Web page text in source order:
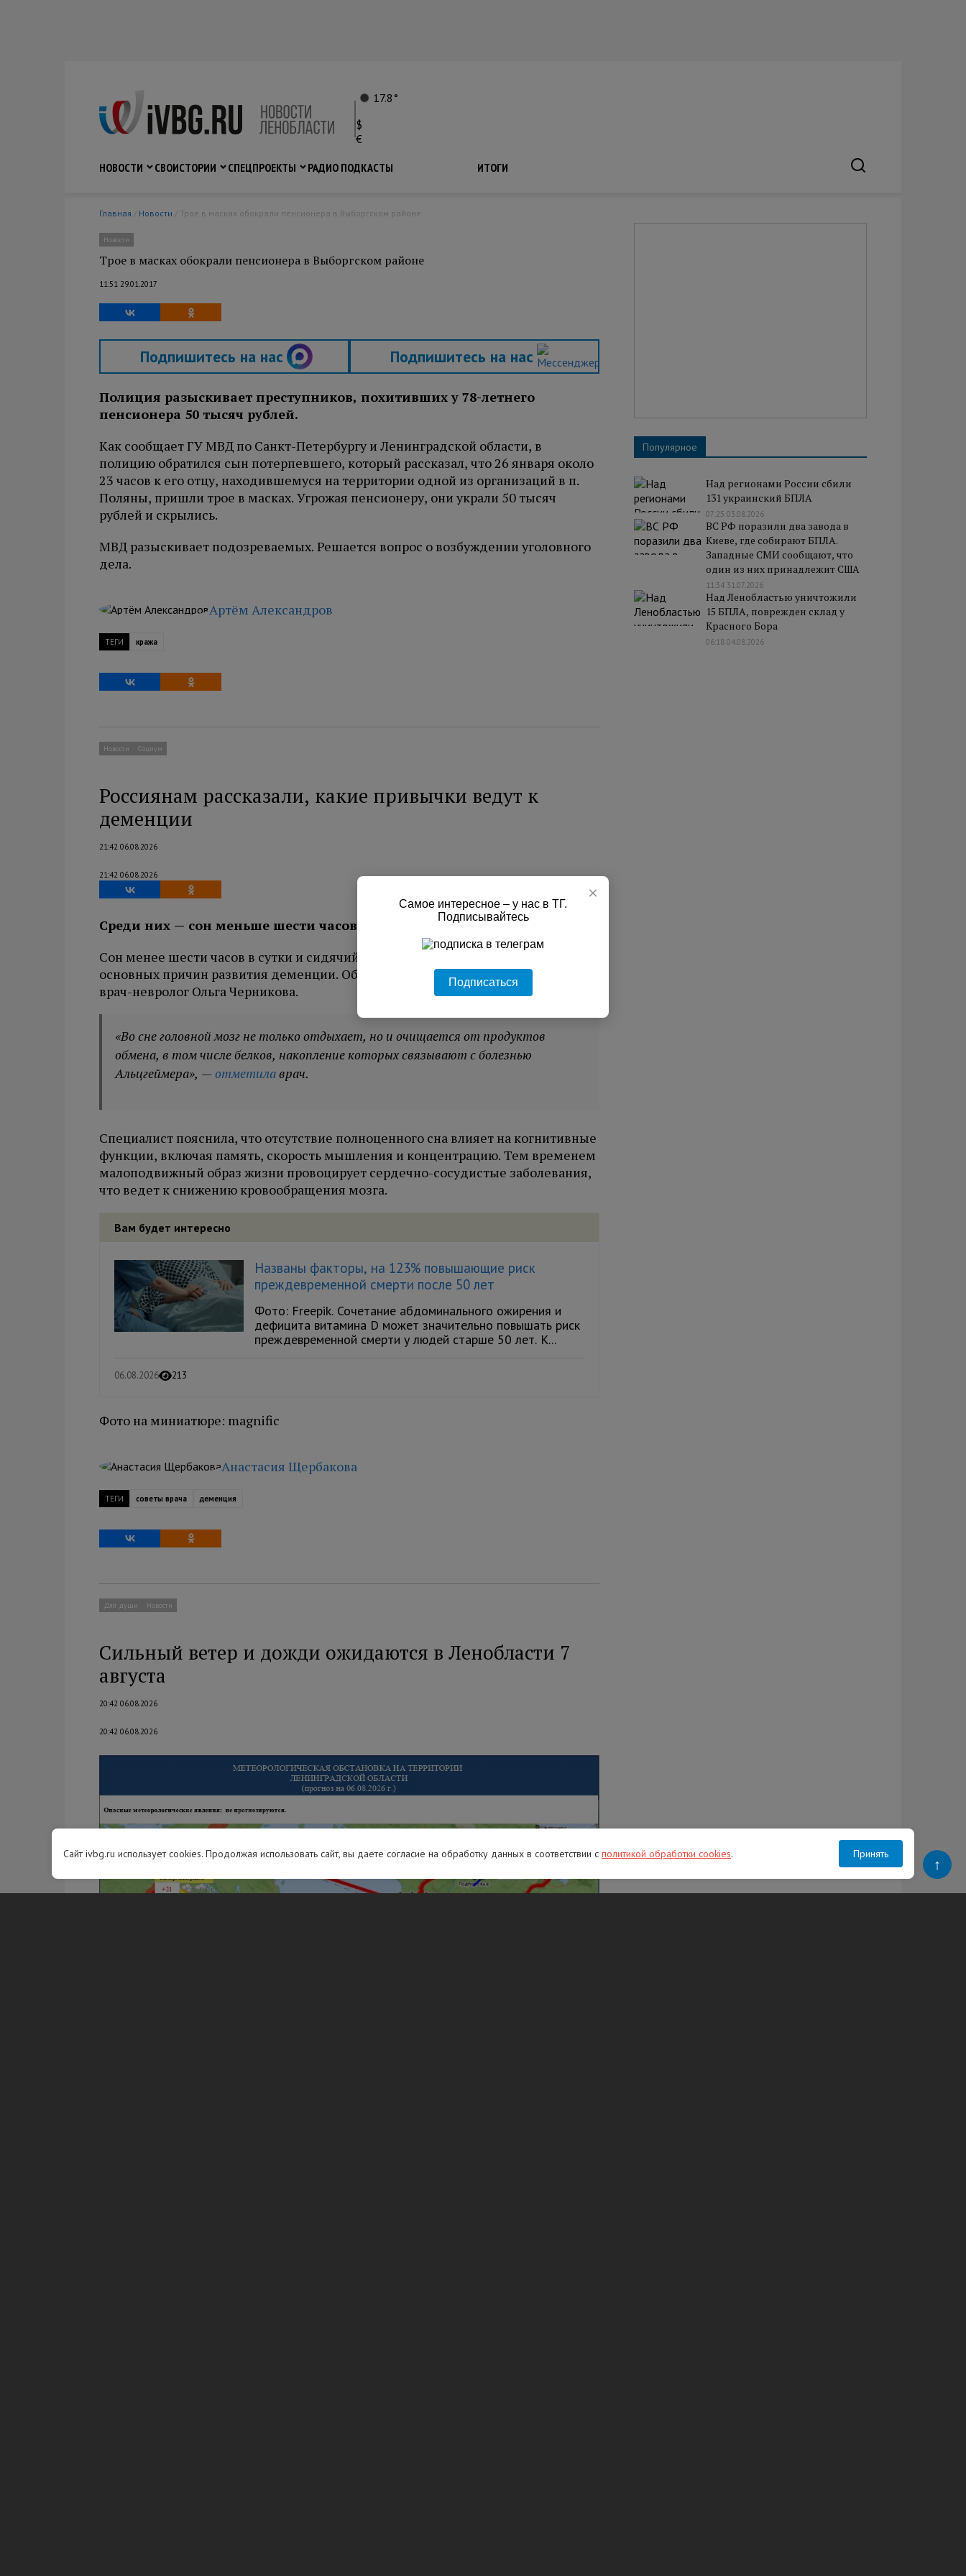
17.8°
$
€
НОВОСТИ
СВОИСТОРИИ СПЕЦПРОЕКТЫ РАДИО ПОДКАСТЫ ИТОГИ
Главная / Новости / Трое в масках обокрали пенсионера в Выборгском районе
Новости
Трое в масках обокрали пенсионера в Выборгском районе
11:51 29.01.2017
Подпишитесь на нас Подпишитесь на нас
Полиция разыскивает преступников, похитивших у 78-летнего
пенсионера 50 тысяч рублей.
Как сообщает ГУ МВД по Санкт-Петербургу и Ленинградской области, в
полицию обратился сын потерпевшего, который рассказал, что 26 января около
23 часов к его отцу, находившемуся на территории одной из организаций в п.
Поляны, пришли трое в масках. Угрожая пенсионеру, они украли 50 тысяч
рублей и скрылись.
МВД разыскивает подозреваемых. Решается вопрос о возбуждении уголовного
дела.
Артём Александров
ТЕГИ кража
Новости Социум
Россиянам рассказали, какие привычки ведут к
деменции
21:42 06.08.2026
21:42 06.08.2026
Среди них — сон меньше шести часов.
Сон менее шести часов в сутки и сидячий образ жизни являются одними из
основных причин развития деменции. Об этом в беседе с «Лентой.ру» заявила
врач-невролог Ольга Черникова.
«Во сне головной мозг не только отдыхает, но и очищается от продуктов
обмена, в том числе белков, накопление которых связывают с болезнью
Альцгеймера», —отметилаврач.
Специалист пояснила, что отсутствие полноценного сна влияет на когнитивные
функции, включая память, скорость мышления и концентрацию. Тем временем
малоподвижный образ жизни провоцирует сердечно-сосудистые заболевания,
что ведет к снижению кровообращения мозга.
Вам будет интересно
Названы факторы, на 123% повышающие риск
преждевременной смерти после 50 лет
Фото: Freepik. Сочетание абдоминального ожирения и
дефицита витамина D может значительно повышать риск
преждевременной смерти у людей старше 50 лет. К...
06.08.2026 213
Фото на миниатюре: magnific
Анастасия Щербакова
ТЕГИ советы врача деменция
Для души Новости
Сильный ветер и дожди ожидаются в Ленобласти 7
августа
20:42 06.08.2026
20:42 06.08.2026
Популярное
Над регионами России сбили
131 украинский БПЛА
07:25 03.08.2026
ВС РФ поразили два завода в
Киеве, где собирают БПЛА.
Западные СМИ сообщают, что
один из них принадлежит США
11:34 31.07.2026
Над Ленобластью уничтожили
15 БПЛА, поврежден склад у
Красного Бора
06:18 04.08.2026
×
Самое интересное – у нас в ТГ.
Подписывайтесь
Подписаться
Сайт ivbg.ru использует cookies. Продолжая использовать сайт, вы даете согласие на обработку данных в соответствии с политикой обработки cookies. Принять
↑